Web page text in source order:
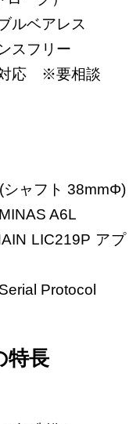
ルベアレス
スフリー
対応 ※要相談
シャフト 38mmΦ)
A6L
LIC219P アプ
Protocol
特長